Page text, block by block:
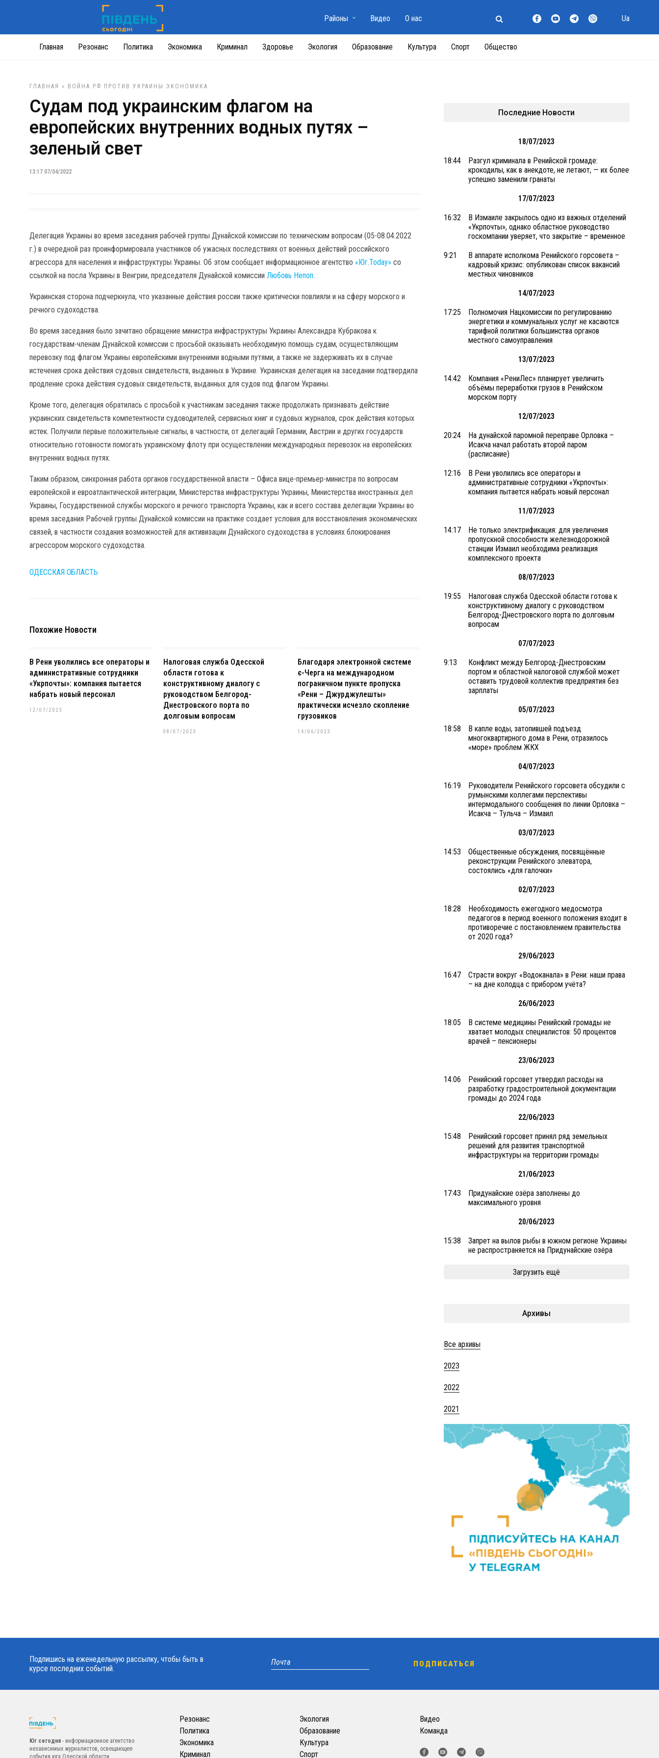
Главная Резонанс Политика Экономика Криминал Здоровье Экология Образование Культура Спорт Общество
Районы Видео О нас Ua
ГЛАВНАЯ » ВОЙНА РФ ПРОТИВ УКРАИНЫ ЭКОНОМИКА
Судам под украинским флагом на
европейских внутренних водных путях –
зеленый свет
13:17 07/04/2022
Делегация Украины во время заседания рабочей группы Дунайской комиссии по техническим вопросам (05-08.04.2022
г.) в очередной раз проинформировала участников об ужасных последствиях от военных действий российского
агрессора для населения и инфраструктуры Украины. Об этом сообщает информационное агентство «Юг.Today» со
ссылкой на посла Украины в Венгрии, председателя Дунайской комиссии Любовь Непоп.
Украинская сторона подчеркнула, что указанные действия россии также критически повлияли и на сферу морского и
речного судоходства.
Во время заседания было зачитано обращение министра инфраструктуры Украины Александра Кубракова к
государствам-членам Дунайской комиссии с просьбой оказывать необходимую помощь судам, осуществляющим
перевозку под флагом Украины европейскими внутренними водными путями, а также не задерживать их в случае
истечения срока действия судовых свидетельств, выданных в Украине. Украинская делегация на заседании подтвердила
продление срока действия судовых свидетельств, выданных для судов под флагом Украины.
Кроме того, делегация обратилась с просьбой к участникам заседания также продолжать признавать действие
украинских свидетельств компетентности судоводителей, сервисных книг и судовых журналов, срок действия которых
истек. Получили первые положительные сигналы, в частности, от делегаций Германии, Австрии и других государств
относительно готовности помогать украинскому флоту при осуществлении международных перевозок на европейских
внутренних водных путях.
Таким образом, синхронная работа органов государственной власти – Офиса вице-премьер-министра по вопросам
европейской и евроатлантической интеграции, Министерства инфраструктуры Украины, Министерства иностранных дел
Украины, Государственной службы морского и речного транспорта Украины, как и всего состава делегации Украины во
время заседания Рабочей группы Дунайской комиссии на практике создает условия для восстановления экономических
связей, в частности создания возможностей для активизации Дунайского судоходства в условиях блокирования
агрессором морского судоходства.
ОДЕССКАЯ ОБЛАСТЬ
Похожие Новости
В Рени уволились все операторы и
административные сотрудники
«Укрпочты»: компания пытается
набрать новый персонал
12/07/2023
Налоговая служба Одесской
области готова к
конструктивному диалогу с
руководством Белгород-
Днестровского порта по
долговым вопросам
08/07/2023
Благодаря электронной системе
є-Черга на международном
пограничном пункте пропуска
«Рени – Джурджулешты»
практически исчезло скопление
грузовиков
14/06/2023
Последние Новости
18/07/2023
18:44
Разгул криминала в Ренийской громаде:
крокодилы, как в анекдоте, не летают, — их более
успешно заменили гранаты
17/07/2023
16:32
В Измаиле закрылось одно из важных отделений
«Укрпочты», однако областное руководство
госкомпании уверяет, что закрытие – временное
9:21
В аппарате исполкома Ренийского горсовета –
кадровый кризис: опубликован список вакансий
местных чиновников
14/07/2023
17:25
Полномочия Нацкомиссии по регулированию
энергетики и коммунальных услуг не касаются
тарифной политики большинства органов
местного самоуправления
13/07/2023
14:42
Компания «РениЛес» планирует увеличить
объёмы переработки грузов в Ренийском
морском порту
12/07/2023
20:24
На дунайской паромной переправе Орловка –
Исакча начал работать второй паром
(расписание)
12:16
В Рени уволились все операторы и
административные сотрудники «Укрпочты»:
компания пытается набрать новый персонал
11/07/2023
14:17
Не только электрификация: для увеличения
пропускной способности железнодорожной
станции Измаил необходима реализация
комплексного проекта
08/07/2023
19:55
Налоговая служба Одесской области готова к
конструктивному диалогу с руководством
Белгород-Днестровского порта по долговым
вопросам
07/07/2023
9:13
Конфликт между Белгород-Днестровским
портом и областной налоговой службой может
оставить трудовой коллектив предприятия без
зарплаты
05/07/2023
18:58
В капле воды, затопившей подъезд
многоквартирного дома в Рени, отразилось
«море» проблем ЖКХ
04/07/2023
16:19
Руководители Ренийского горсовета обсудили с
румынскими коллегами перспективы
интермодального сообщения по линии Орловка –
Исакча – Тульча – Измаил
03/07/2023
14:53
Общественные обсуждения, посвящённые
реконструкции Ренийского элеватора,
состоялись «для галочки»
02/07/2023
18:28
Необходимость ежегодного медосмотра
педагогов в период военного положения входит в
противоречие с постановлением правительства
от 2020 года?
29/06/2023
16:47
Страсти вокруг «Водоканала» в Рени: наши права
– на дне колодца с прибором учёта?
26/06/2023
18:05
В системе медицины Ренийский громады не
хватает молодых специалистов: 50 процентов
врачей – пенсионеры
23/06/2023
14:06
Ренийский горсовет утвердил расходы на
разработку градостроительной документации
громады до 2024 года
22/06/2023
15:48
Ренийский горсовет принял ряд земельных
решений для развития транспортной
инфраструктуры на территории громады
21/06/2023
17:43
Придунайские озёра заполнены до
максимального уровня
20/06/2023
15:38
Запрет на вылов рыбы в южном регионе Украины
не распространяется на Придунайские озёра
Загрузить ещё
Архивы
Все архивы
2023
2022
2021
Подпишись на еженедельную рассылку, чтобы быть в
курсе последних событий.
Юг сегодня - информационное агентство
независимых журналистов, освещающее
события юга Одесской области.
Резонанс
Политика
Экономика
Криминал
Экология
Образование
Культура
Спорт
Видео
Команда